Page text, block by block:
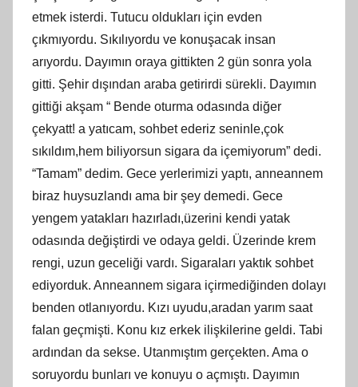
etmek isterdi. Tutucu oldukları için evden
çıkmıyordu. Sıkılıyordu ve konuşacak insan
arıyordu. Dayımın oraya gittikten 2 gün sonra yola
gitti. Şehir dışından araba getirirdi sürekli. Dayımın
gittiği akşam “ Bende oturma odasında diğer
çekyatt! a yatıcam, sohbet ederiz seninle,çok
sıkıldım,hem biliyorsun sigara da içemiyorum” dedi.
“Tamam” dedim. Gece yerlerimizi yaptı, anneannem
biraz huysuzlandı ama bir şey demedi. Gece
yengem yatakları hazırladı,üzerini kendi yatak
odasında değiştirdi ve odaya geldi. Üzerinde krem
rengi, uzun geceliği vardı. Sigaraları yaktık sohbet
ediyorduk. Anneannem sigara içirmediğinden dolayı
benden otlanıyordu. Kızı uyudu,aradan yarım saat
falan geçmişti. Konu kız erkek ilişkilerine geldi. Tabi
ardından da sekse. Utanmıştım gerçekten. Ama o
soruyordu bunları ve konuyu o açmıştı. Dayımın